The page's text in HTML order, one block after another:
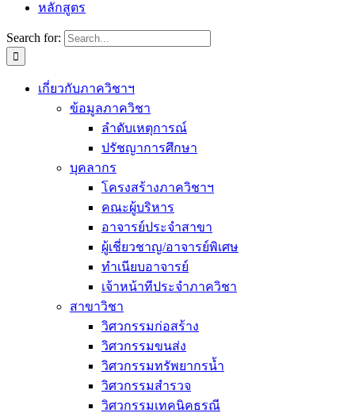
หลักสูตร
Search for:
เกี่ยวกับภาควิชาฯ
ข้อมูลภาควิชา
ลำดับเหตุการณ์
ปรัชญาการศึกษา
บุคลากร
โครงสร้างภาควิชาฯ
คณะผู้บริหาร
อาจารย์ประจำสาขา
ผู้เชี่ยวชาญ/อาจารย์พิเศษ
ทำเนียบอาจารย์
เจ้าหน้าทีประจำภาควิชา
สาขาวิชา
วิศวกรรมก่อสร้าง
วิศวกรรมขนส่ง
วิศวกรรมทรัพยากรน้ำ
วิศวกรรมสำรวจ
วิศวกรรมเทคนิคธรณี